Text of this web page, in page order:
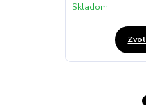
Skladom